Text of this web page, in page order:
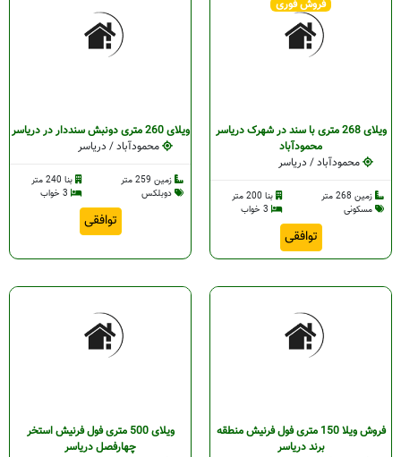
فروش فوری
ویلای 268 متری با سند در شهرک دریاسر
محمودآباد
محمودآباد / دریاسر
زمین 268 متر
بنا 200 متر
مسکونی
توافقی
ویلای 260 متری دونبش سنددار در دریاسر
محمودآباد / دریاسر
زمین 259 متر
بنا 240 متر
دوبلکس
توافقی
فروش ویلا 150 متری فول فرنیش منطقه
برند دریاسر
ویلای 500 متری فول فرنیش استخر
چهارفصل دریاسر